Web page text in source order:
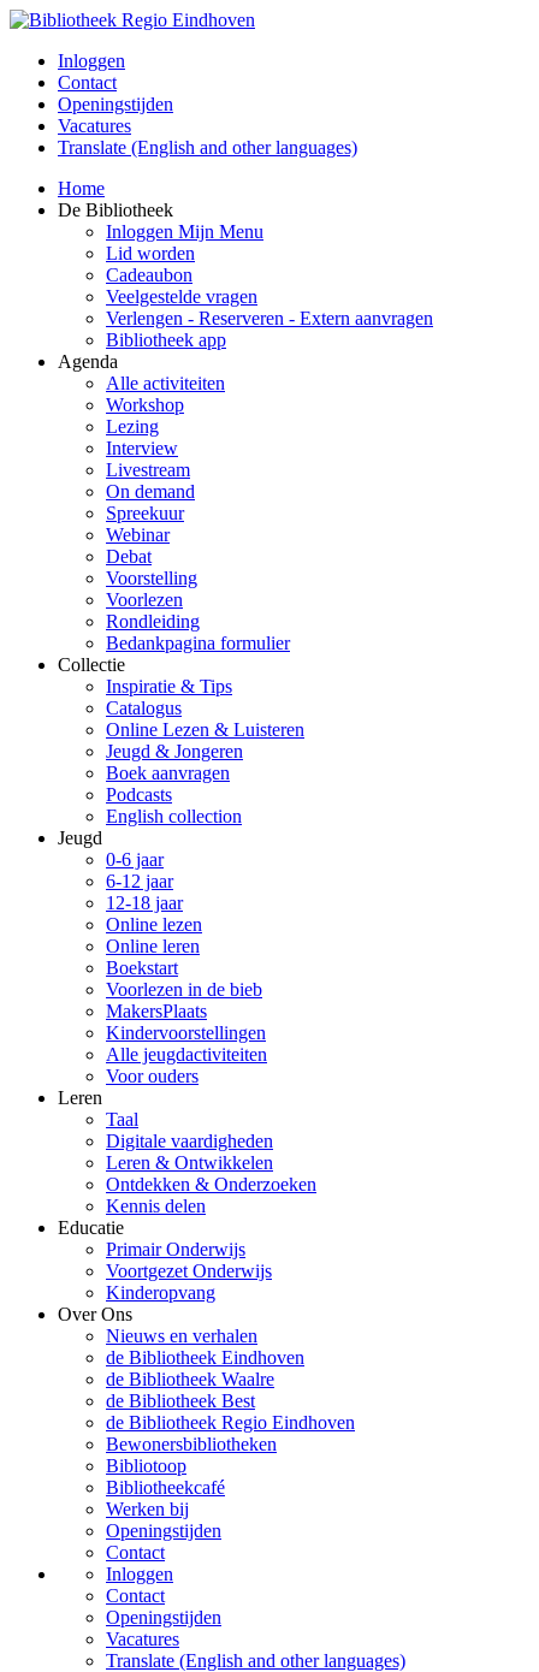
Inloggen
Contact
Openingstijden
Vacatures
Translate (English and other languages)
Home
De Bibliotheek
Inloggen Mijn Menu
Lid worden
Cadeaubon
Veelgestelde vragen
Verlengen - Reserveren - Extern aanvragen
Bibliotheek app
Agenda
Alle activiteiten
Workshop
Lezing
Interview
Livestream
On demand
Spreekuur
Webinar
Debat
Voorstelling
Voorlezen
Rondleiding
Bedankpagina formulier
Collectie
Inspiratie & Tips
Catalogus
Online Lezen & Luisteren
Jeugd & Jongeren
Boek aanvragen
Podcasts
English collection
Jeugd
0-6 jaar
6-12 jaar
12-18 jaar
Online lezen
Online leren
Boekstart
Voorlezen in de bieb
MakersPlaats
Kindervoorstellingen
Alle jeugdactiviteiten
Voor ouders
Leren
Taal
Digitale vaardigheden
Leren & Ontwikkelen
Ontdekken & Onderzoeken
Kennis delen
Educatie
Primair Onderwijs
Voortgezet Onderwijs
Kinderopvang
Over Ons
Nieuws en verhalen
de Bibliotheek Eindhoven
de Bibliotheek Waalre
de Bibliotheek Best
de Bibliotheek Regio Eindhoven
Bewonersbibliotheken
Bibliotoop
Bibliotheekcafé
Werken bij
Openingstijden
Contact
Inloggen
Contact
Openingstijden
Vacatures
Translate (English and other languages)